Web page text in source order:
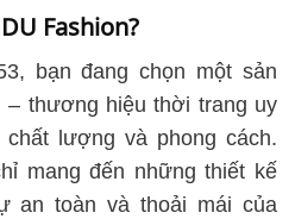
Fashion?
bạn đang chọn một sản
– thương hiệu thời trang uy
lượng và phong cách.
mang đến những thiết kế
an toàn và thoải mái của